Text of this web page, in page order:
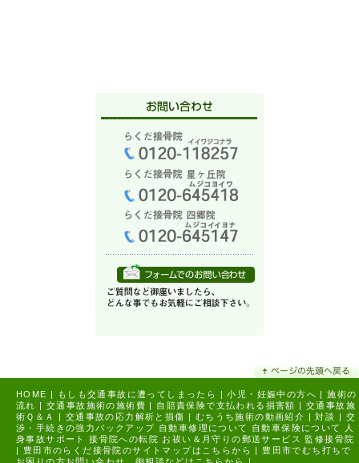
HOME | もしも交通事故に遭ってしまったら | 小児・妊娠中の方へ |
施術の
流れ | 交通事故施術の施術費 | 自賠責保険で支払われる損害額 | 交通事故施
術Ｑ＆Ａ
| 交通事故の応力解析と損傷 | むちうち施術の動画紹介 | 対談 | 交
渉・手続きの強力バックアップ 自動車修理について 自動車保険について
人
身事故サポート
接骨院への転院 お祓い＆月守りの郵送サービス
監修接骨院
|
豊田市のらくだ接骨院のサイトマップはこちらから |
豊田市でむち打ちで
お困りの方お問い合わせ、御相談などはこちらから |